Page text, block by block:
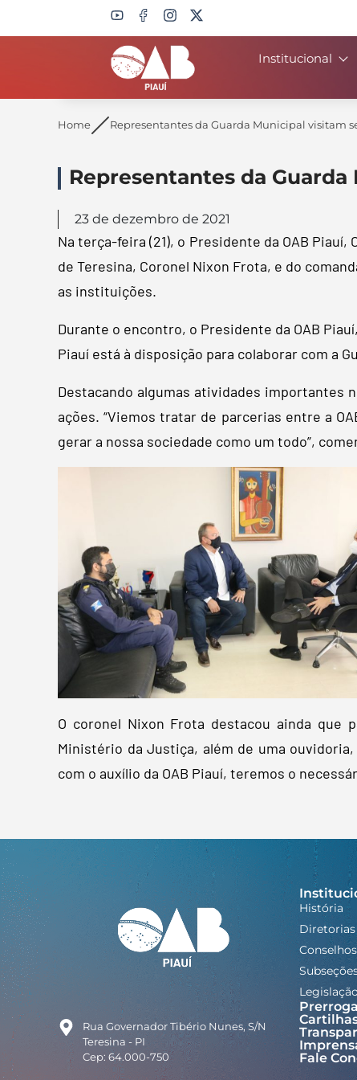
Institucional
Search
Home Representantes da Guarda Municipal visitam
Representantes da
23 de dezembro de 2021
Na terça-feira (21), o Presidente da OAB
de Teresina, Coronel Nixon Frota, e do
as instituições.
Durante o encontro, o Presidente da OAB
Piauí está à disposição para colaborar com a
Destacando algumas atividades importantes
ações. “Viemos tratar de parcerias entre a
gerar a nossa sociedade como um todo”,
O coronel Nixon Frota destacou ainda que
Ministério da Justiça, além de uma
com o auxílio da OAB Piauí, teremos o
Rua Governador Tibério Nunes, S/N
Teresina - PI
Cep: 64.000-750
História
Diretorias
Conselhos
Legislação
Fale